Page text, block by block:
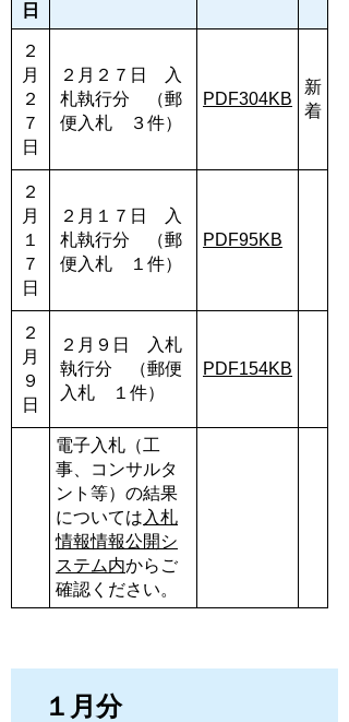
日
２
月
２
７
日
２月２７日 入
札執行分 （郵
便入札 ３件）
PDF304KB
新
着
２
月
１
７
日
２月１７日 入
札執行分 （郵
便入札 １件）
PDF95KB
２
月
９
日
２月９日 入札
執行分 （郵便
入札 １件）
PDF154KB
電子入札（工
事、コンサルタ
ント等）の結果
については 入札
情報情報公開シ
ステム内からご
確認ください。
１月分